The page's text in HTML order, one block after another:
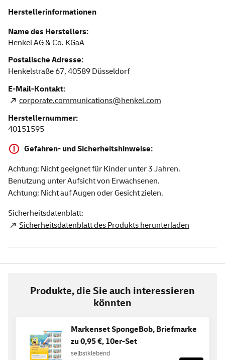
Herstellerinformationen
Name des Herstellers:
Henkel AG & Co. KGaA
Postalische Adresse:
Henkelstraße 67, 40589 Düsseldorf
E-Mail-Kontakt:
corporate.communications@henkel.com
Herstellernummer:
40151595
Gefahren- und Sicherheitshinweise:
Achtung: Nicht geeignet für Kinder unter 3 Jahren.
Benutzung unter Aufsicht von Erwachsenen.
Achtung: Nicht auf Augen oder Gesicht zielen.
Sicherheitsdatenblatt:
Sicherheitsdatenblatt des Produkts herunterladen
Produkte, die Sie auch interessieren
könnten
Markenset SpongeBob, Briefmarke
zu 0,95 €, 10er-Set
selbstklebend